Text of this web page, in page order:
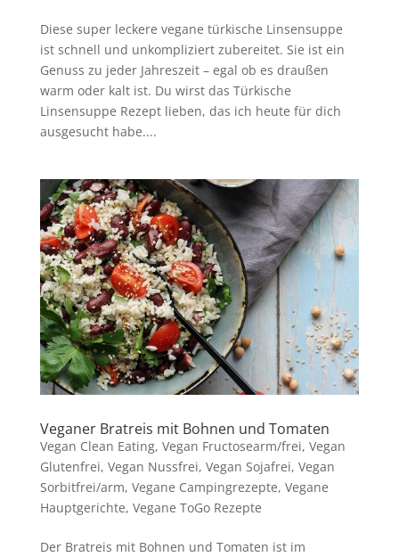
Diese super leckere vegane türkische Linsensuppe
ist schnell und unkompliziert zubereitet. Sie ist ein
Genuss zu jeder Jahreszeit – egal ob es draußen
warm oder kalt ist. Du wirst das Türkische
Linsensuppe Rezept lieben, das ich heute für dich
ausgesucht habe....
Veganer Bratreis mit Bohnen und Tomaten
Vegan Clean Eating, Vegan Fructosearm/frei, Vegan
Glutenfrei, Vegan Nussfrei, Vegan Sojafrei, Vegan
Sorbitfrei/arm, Vegane Campingrezepte, Vegane
Hauptgerichte, Vegane ToGo Rezepte
Der Bratreis mit Bohnen und Tomaten ist im